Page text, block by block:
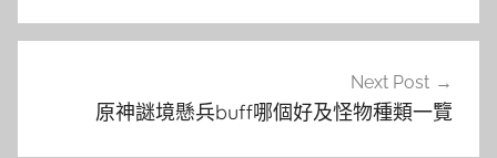
覽
Next Post
原神謎境懸兵buff哪個好及怪物種類一覽